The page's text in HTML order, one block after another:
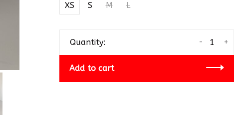
XS S M L
Quantity: +
-
Add to cart